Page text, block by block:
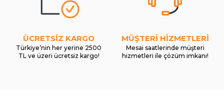
ÜCRETSİZ KARGO
Türkiye’nin her yerine 2500
TL ve üzeri ücretsiz kargo!
MÜŞTERİ HİZMETLERİ
Mesai saatlerinde müşteri
hizmetleri ile çözüm imkanı!